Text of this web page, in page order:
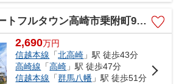
敷地は並列3台駐車可能！ ○箕輪小学校まで280...
トフルタウン高崎市乗附町90ーA
2,690万円
信越本線 「北高崎 」駅 徒歩43分
高崎線 「高崎 」駅 徒歩47分
信越本線 「群馬八幡 」駅 徒歩51分